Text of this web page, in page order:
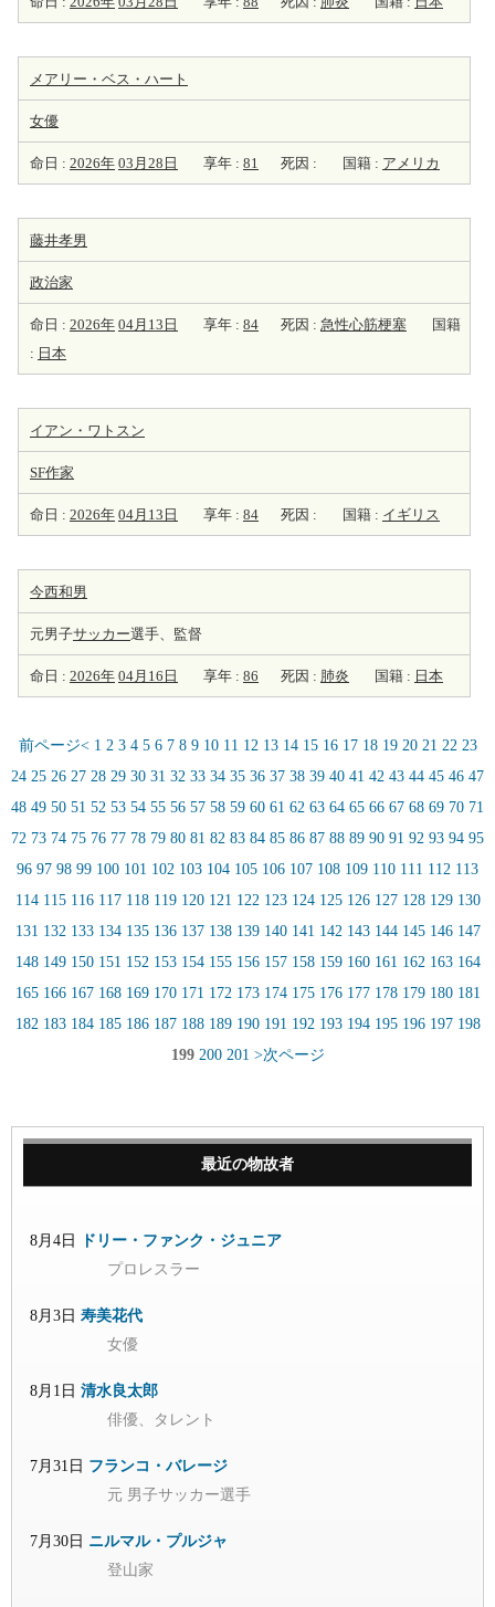
メアリー・ベス・ハート
女優
命日 : 2026年 03月28日 享年 : 81 死因 : 国籍 : アメリカ
藤井孝男
政治家
命日 : 2026年 04月13日 享年 : 84 死因 : 急性心筋梗塞
国籍
: 日本
イアン・ワトスン
SF作家
命日 : 2026年 04月13日 享年 : 84 死因 : 国籍 : イギリス
今西和男
元男子サッカー選手、監督
命日 : 2026年 04月16日 享年 : 86 死因 : 肺炎 国籍 : 日本
前ページ< 1 2 3 4 5 6 7 8 9 10 11 12 13 14 15 16 17 18 19 20 21 22 23
24 25 26 27 28 29 30 31 32 33 34 35 36 37 38 39 40 41 42 43 44 45 46 47
48 49 50 51 52 53 54 55 56 57 58 59 60 61 62 63 64 65 66 67 68 69 70 71
72 73 74 75 76 77 78 79 80 81 82 83 84 85 86 87 88 89 90 91 92 93 94 95
96 97 98 99 100 101 102 103 104 105 106 107 108 109 110 111 112 113
114 115 116 117 118 119 120 121 122 123 124 125 126 127 128 129 130
131 132 133 134 135 136 137 138 139 140 141 142 143 144 145 146 147
148 149 150 151 152 153 154 155 156 157 158 159 160 161 162 163 164
165 166 167 168 169 170 171 172 173 174 175 176 177 178 179 180 181
182 183 184 185 186 187 188 189 190 191 192 193 194 195 196 197 198
199 200 201 >次ページ
最近の物故者
8月4日
ドリー・ファンク・ジュニア
プロレスラー
8月3日 寿美花代
女優
8月1日 清水良太郎
俳優、タレント
7月31日 フランコ・バレージ
元 男子サッカー選手
7月30日 ニルマル・プルジャ
登山家